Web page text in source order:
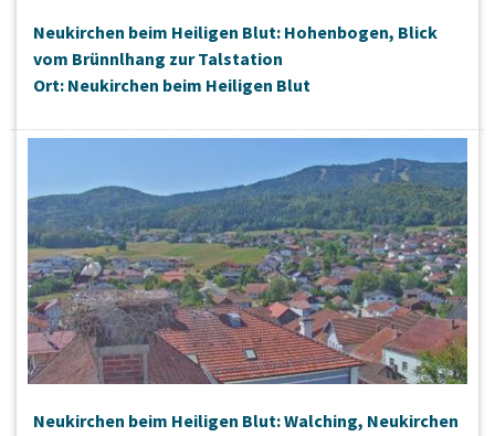
Neukirchen beim Heiligen Blut: Hohenbogen, Blick
vom Brünnlhang zur Talstation
Ort: Neukirchen beim Heiligen Blut
Neukirchen beim Heiligen Blut: Walching, Neukirchen